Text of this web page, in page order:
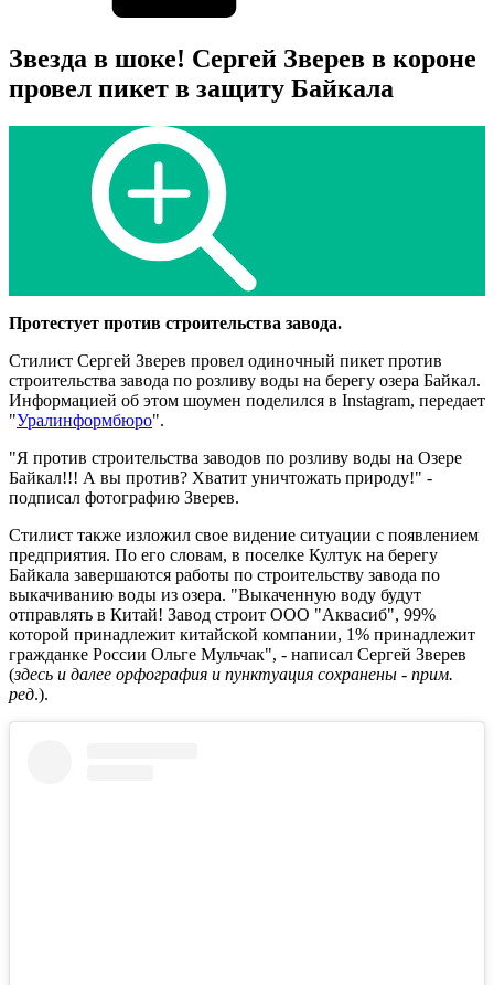
Звезда в шоке! Сергей Зверев в короне
провел пикет в защиту Байкала
Протестует против строительства завода.
Стилист Сергей Зверев провел одиночный пикет против
строительства завода по розливу воды на берегу озера Байкал.
Информацией об этом шоумен поделился в Instagram, передает
"Уралинформбюро".
"Я против строительства заводов по розливу воды на Озере
Байкал!!! А вы против? Хватит уничтожать природу!" -
подписал фотографию Зверев.
Стилист также изложил свое видение ситуации с появлением
предприятия. По его словам, в поселке Култук на берегу
Байкала завершаются работы по строительству завода по
выкачиванию воды из озера. "Выкаченную воду будут
отправлять в Китай! Завод строит ООО "Аквасиб", 99%
которой принадлежит китайской компании, 1% принадлежит
гражданке России Ольге Мульчак", - написал Сергей Зверев
(здесь и далее орфография и пунктуация сохранены - прим.
ред.).